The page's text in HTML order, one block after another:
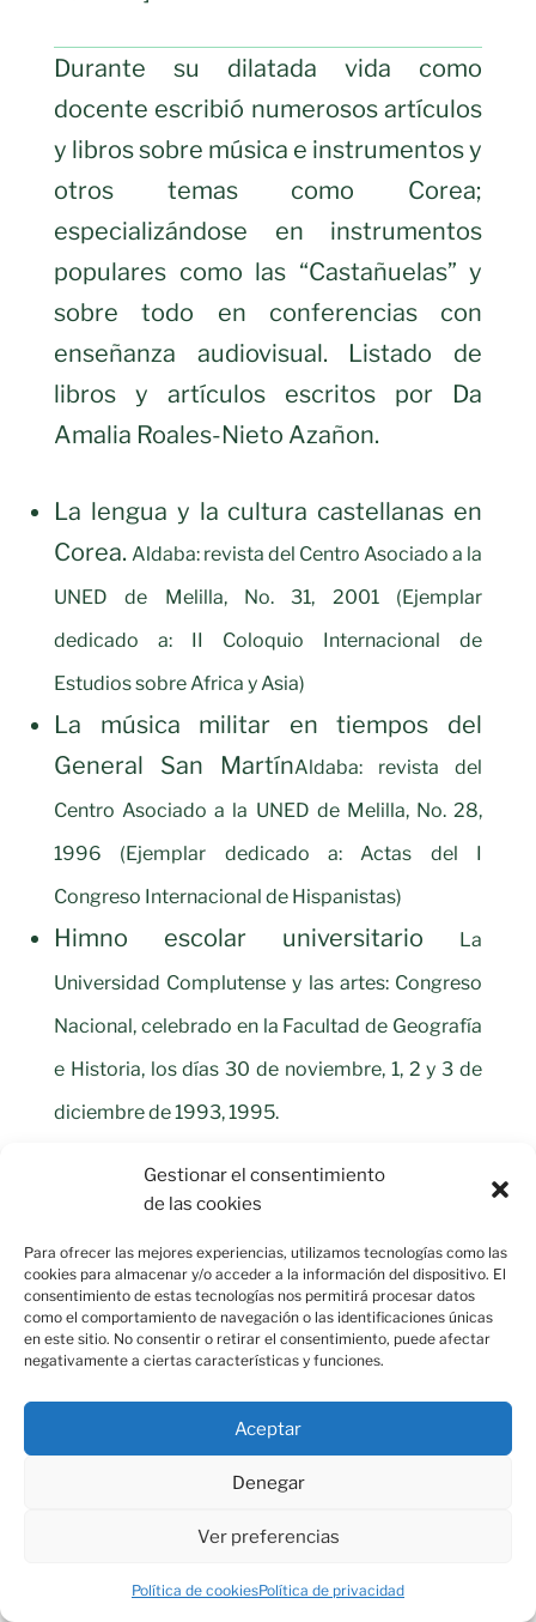
Gestionar el consentimiento
de las cookies
Para ofrecer las mejores experiencias, utilizamos tecnologías como las
cookies para almacenar y/o acceder a la información del dispositivo. El
consentimiento de estas tecnologías nos permitirá procesar datos
como el comportamiento de navegación o las identificaciones únicas
en este sitio. No consentir o retirar el consentimiento, puede afectar
negativamente a ciertas características y funciones.
Aceptar
Denegar
Ver preferencias
Política de cookiesPolítica de privacidad
Durante su dilatada vida como
docente escribió numerosos artículos
y libros sobre música e instrumentos y
otros temas como Corea;
especializándose en instrumentos
populares como las “Castañuelas” y
sobre todo en conferencias con
enseñanza audiovisual. Listado de
libros y artículos escritos por Da
Amalia Roales-Nieto Azañon.
La lengua y la cultura castellanas en
Corea. Aldaba: revista del Centro Asociado a la
UNED de Melilla, No. 31, 2001 (Ejemplar
dedicado a: II Coloquio Internacional de
Estudios sobre Africa y Asia)
La música militar en tiempos del
General San MartínAldaba: revista del
Centro Asociado a la UNED de Melilla, No. 28,
1996 (Ejemplar dedicado a: Actas del I
Congreso Internacional de Hispanistas)
Himno escolar universitario
La
Universidad Complutense y las artes: Congreso
Nacional, celebrado en la Facultad de Geografía
e Historia, los días 30 de noviembre, 1, 2 y 3 de
diciembre de 1993, 1995.
instrumentos marciales
Cervantistas: El Toboso, 23-26 de abril de 1998
]Madrid en la zarzuela «Pan y toros» del maestro
Francisco Asenjo Barbieri y de José Picón.
Madrid en el contexto de lo hispánico
desde la época de los
descubrimientos: Actas del Congreso
nacional, Madrid, 1994